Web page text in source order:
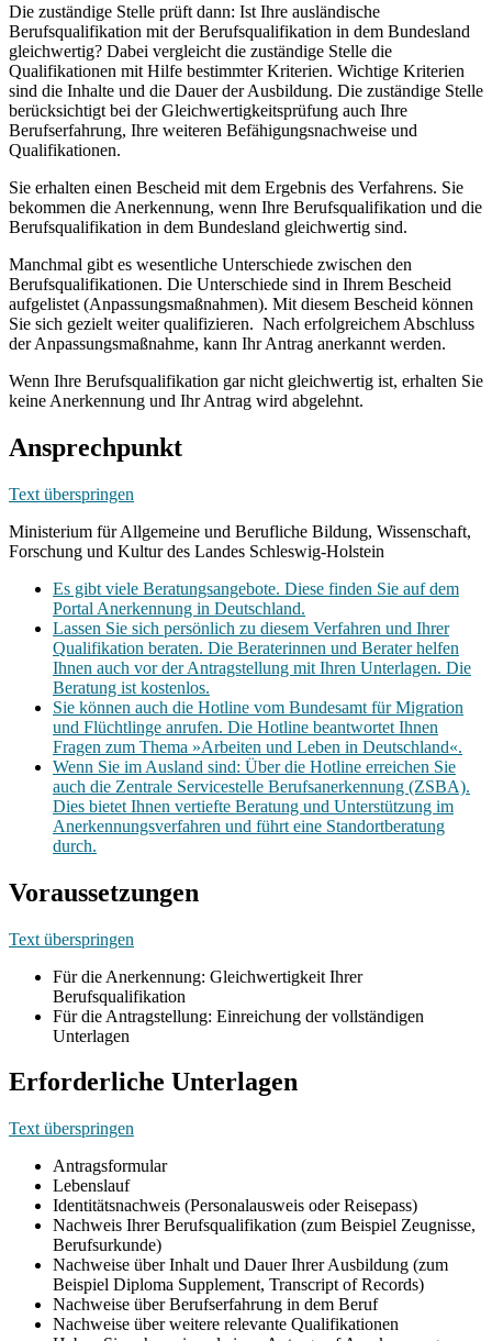
Die zuständige Stelle prüft dann: Ist Ihre ausländische
Berufsqualifikation mit der Berufsqualifikation in dem Bundesland
gleichwertig? Dabei vergleicht die zuständige Stelle die
Qualifikationen mit Hilfe bestimmter Kriterien. Wichtige Kriterien
sind die Inhalte und die Dauer der Ausbildung. Die zuständige Stelle
berücksichtigt bei der Gleichwertigkeitsprüfung auch Ihre
Berufserfahrung, Ihre weiteren Befähigungsnachweise und
Qualifikationen.
Sie erhalten einen Bescheid mit dem Ergebnis des Verfahrens. Sie
bekommen die Anerkennung, wenn Ihre Berufsqualifikation und die
Berufsqualifikation in dem Bundesland gleichwertig sind.
Manchmal gibt es wesentliche Unterschiede zwischen den
Berufsqualifikationen. Die Unterschiede sind in Ihrem Bescheid
aufgelistet (Anpassungsmaßnahmen). Mit diesem Bescheid können
Sie sich gezielt weiter qualifizieren. Nach erfolgreichem Abschluss
der Anpassungsmaßnahme, kann Ihr Antrag anerkannt werden.
Wenn Ihre Berufsqualifikation gar nicht gleichwertig ist, erhalten Sie
keine Anerkennung und Ihr Antrag wird abgelehnt.
Ansprechpunkt
Text überspringen
Ministerium für Allgemeine und Berufliche Bildung, Wissenschaft,
Forschung und Kultur des Landes Schleswig-Holstein
Es gibt viele Beratungsangebote. Diese finden Sie auf dem
Portal Anerkennung in Deutschland.
Lassen Sie sich persönlich zu diesem Verfahren und Ihrer
Qualifikation beraten. Die Beraterinnen und Berater helfen
Ihnen auch vor der Antragstellung mit Ihren Unterlagen. Die
Beratung ist kostenlos.
Sie können auch die Hotline vom Bundesamt für Migration
und Flüchtlinge anrufen. Die Hotline beantwortet Ihnen
Fragen zum Thema »Arbeiten und Leben in Deutschland«.
Wenn Sie im Ausland sind: Über die Hotline erreichen Sie
auch die Zentrale Servicestelle Berufsanerkennung (ZSBA).
Dies bietet Ihnen vertiefte Beratung und Unterstützung im
Anerkennungsverfahren und führt eine Standortberatung
durch.
Voraussetzungen
Text überspringen
Für die Anerkennung: Gleichwertigkeit Ihrer
Berufsqualifikation
Für die Antragstellung: Einreichung der vollständigen
Unterlagen
Erforderliche Unterlagen
Text überspringen
Antragsformular
Lebenslauf
Identitätsnachweis (Personalausweis oder Reisepass)
Nachweis Ihrer Berufsqualifikation (zum Beispiel Zeugnisse,
Berufsurkunde)
Nachweise über Inhalt und Dauer Ihrer Ausbildung (zum
Beispiel Diploma Supplement, Transcript of Records)
Nachweise über Berufserfahrung in dem Beruf
Nachweise über weitere relevante Qualifikationen